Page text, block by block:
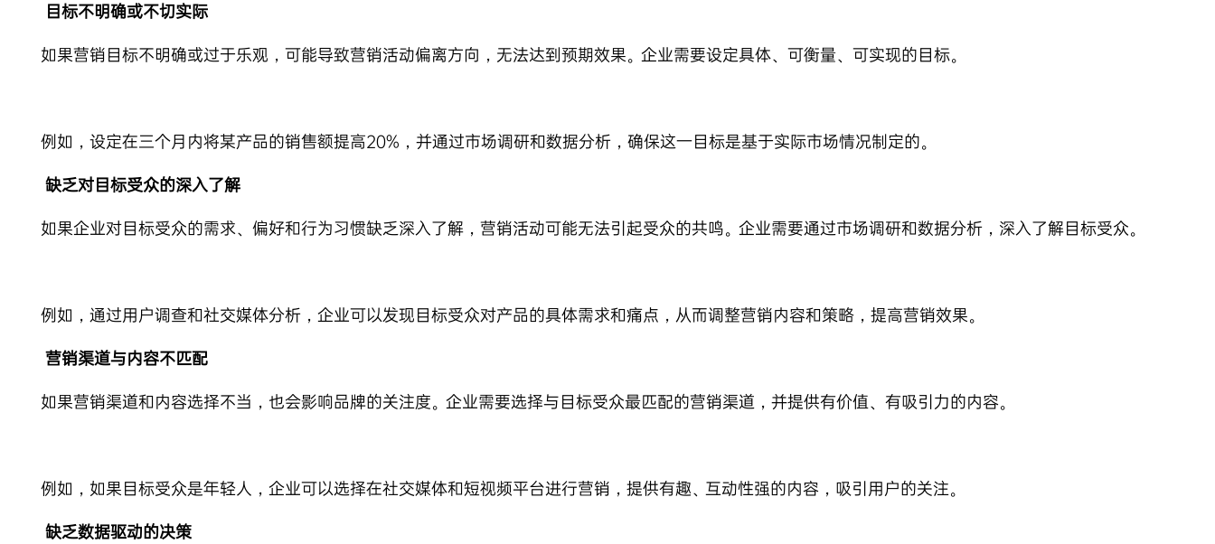
目标不明确或不切实际
如果营销目标不明确或过于乐观，可能导致营销活动偏离方向，无法达到预期效果。企业需要设定具体、可衡量、可实现的目标。
例如，设定在三个月内将某产品的销售额提高20%，并通过市场调研和数据分析，确保这一目标是基于实际市场情况制定的。
缺乏对目标受众的深入了解
如果企业对目标受众的需求、偏好和行为习惯缺乏深入了解，营销活动可能无法引起受众的共鸣。企业需要通过市场调研和数据分析，深入了解目标受众。
例如，通过用户调查和社交媒体分析，企业可以发现目标受众对产品的具体需求和痛点，从而调整营销内容和策略，提高营销效果。
营销渠道与内容不匹配
如果营销渠道和内容选择不当，也会影响品牌的关注度。企业需要选择与目标受众最匹配的营销渠道，并提供有价值、有吸引力的内容。
例如，如果目标受众是年轻人，企业可以选择在社交媒体和短视频平台进行营销，提供有趣、互动性强的内容，吸引用户的关注。
缺乏数据驱动的决策